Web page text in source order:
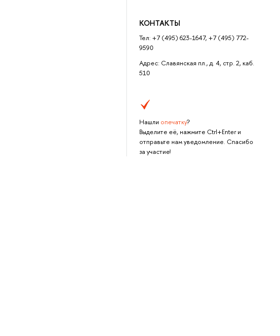
КОНТАКТЫ
Тел: +7 (495) 623-1647, +7 (495) 772-
9590
Адрес: Славянская пл., д. 4, стр. 2, каб.
510
Нашли опечатку?
Выделите её, нажмите Ctrl+Enter и
отправьте нам уведомление. Спасибо
за участие!